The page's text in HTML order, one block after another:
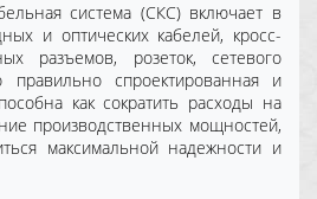
система (СКС) включает в
и оптических кабелей, кросс-
разъемов, розеток, сетевого
правильно спроектированная и
как сократить расходы на
производственных мощностей,
максимальной надежности и